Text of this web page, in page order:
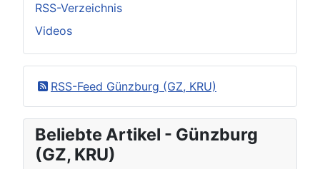
RSS-Verzeichnis
Videos
RSS-Feed Günzburg (GZ, KRU)
Beliebte Artikel - Günzburg
(GZ, KRU)